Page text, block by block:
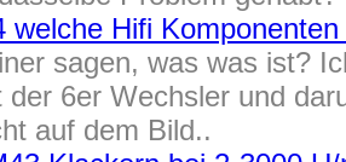
welche Hifi
sagen, was was ist?
der 6er Wechsler und
auf dem Bild..